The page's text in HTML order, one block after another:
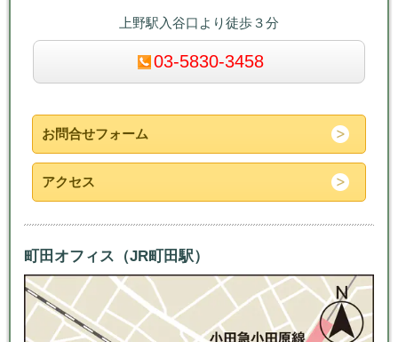
上野駅入谷口より徒歩３分
03-5830-3458
お問合せフォーム
アクセス
町田オフィス（JR町田駅）